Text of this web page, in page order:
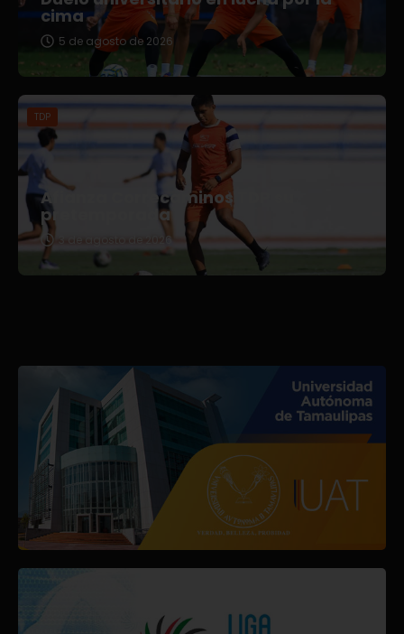
cima
5 de agosto de 2026
TDP
Afianza Correcaminos TDP su
pretemporada
3 de agosto de 2026